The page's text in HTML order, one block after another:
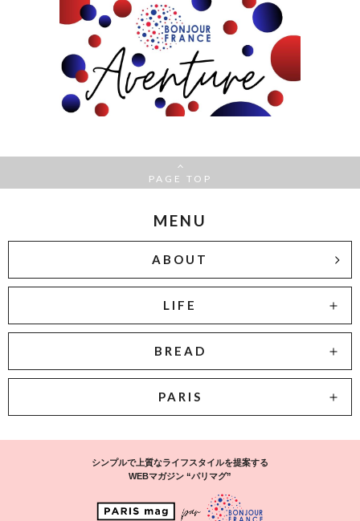
PAGE TOP
MENU
ABOUT
LIFE
BREAD
PARIS
シンプルで上質なライフスタイルを提案する
WEBマガジン “パリマグ”